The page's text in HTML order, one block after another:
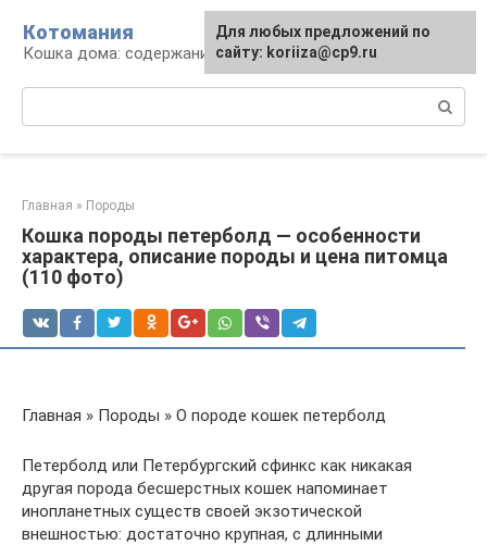
контенту
Котомания
Кошка дома: содержание и уход
Главная » Породы
Кошка породы петерболд — особенности
характера, описание породы и цена питомца
(110 фото)
Главная » Породы » О породе кошек петерболд
Петерболд или Петербургский сфинкс как никакая
другая порода бесшерстных кошек напоминает
инопланетных существ своей экзотической
внешностью: достаточно крупная, с длинными
Для любых предложений по
сайту: koriiza@cp9.ru